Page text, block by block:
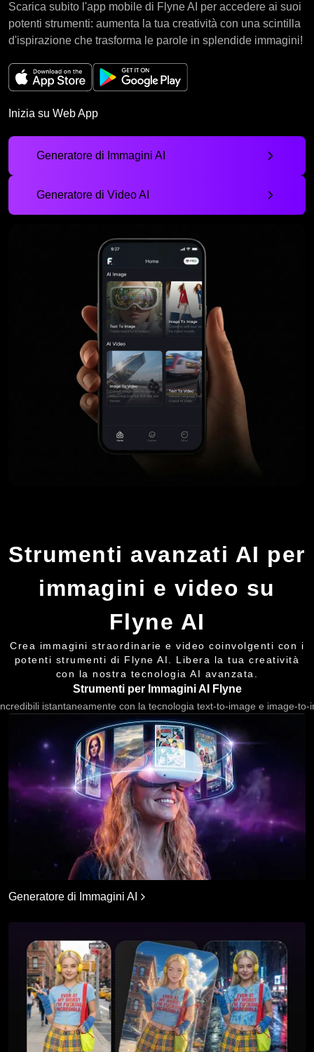
Scarica subito l'app mobile di Flyne AI per accedere ai suoi
potenti strumenti: aumenta la tua creatività con una scintilla
d'ispirazione che trasforma le parole in splendide immagini!
Inizia su Web App
Generatore di Immagini AI
Generatore di Video AI
Strumenti avanzati AI per
immagini e video su
Flyne AI
Crea immagini straordinarie e video coinvolgenti con i
potenti strumenti di Flyne AI. Libera la tua creatività
con la nostra tecnologia AI avanzata.
Strumenti per Immagini AI Flyne
istantaneamente con la tecnologia text-to-image e image-to-
Generatore di Immagini AI